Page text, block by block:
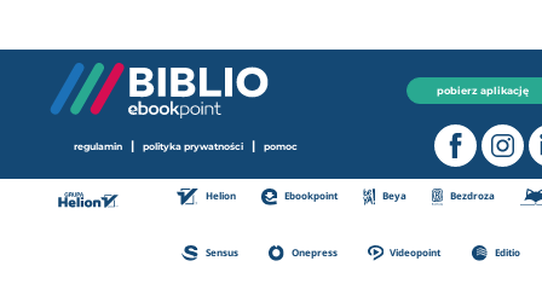
pobierz aplikację
regulamin | polityka prywatności | pomoc
Helion Ebookpoint Beya Bezdroza
Sensus Onepress Videopoint Editio